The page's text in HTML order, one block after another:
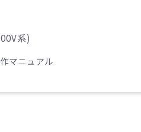
系)
マニュアル